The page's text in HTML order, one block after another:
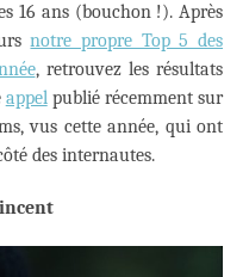
16 ans (bouchon !). Après
notre propre Top 5 des
, retrouvez les résultats
appelpublié récemment sur
vus cette année, qui ont
des internautes.